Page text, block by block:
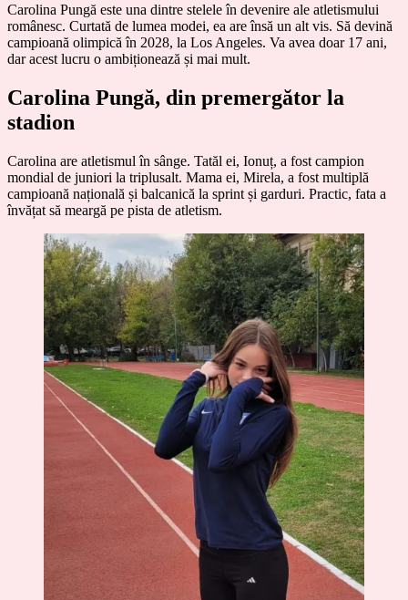
Carolina Pungă este una dintre stelele în devenire ale atletismului
românesc. Curtată de lumea modei, ea are însă un alt vis. Să devină
campioană olimpică în 2028, la Los Angeles. Va avea doar 17 ani,
dar acest lucru o ambiționează și mai mult.
Carolina Pungă, din premergător la
stadion
Carolina are atletismul în sânge. Tatăl ei, Ionuț, a fost campion
mondial de juniori la triplusalt. Mama ei, Mirela, a fost multiplă
campioană națională și balcanică la sprint și garduri. Practic, fata a
învățat să meargă pe pista de atletism.